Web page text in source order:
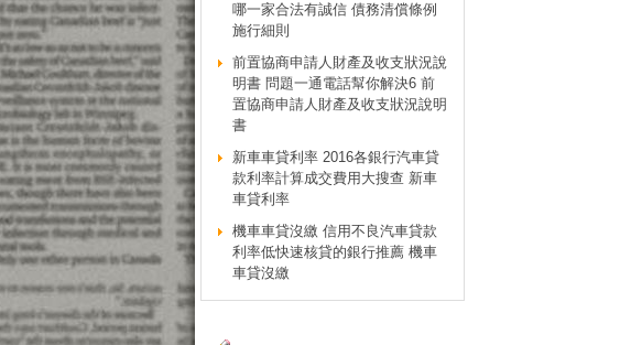
哪一家合法有誠信 債務清償條例
施行細則
前置協商申請人財產及收支狀況說
明書 問題一通電話幫你解決6 前
置協商申請人財產及收支狀況說明
書
新車車貸利率 2016各銀行汽車貸
款利率計算成交費用大搜查 新車
車貸利率
機車車貸沒繳 信用不良汽車貸款
利率低快速核貸的銀行推薦 機車
車貸沒繳